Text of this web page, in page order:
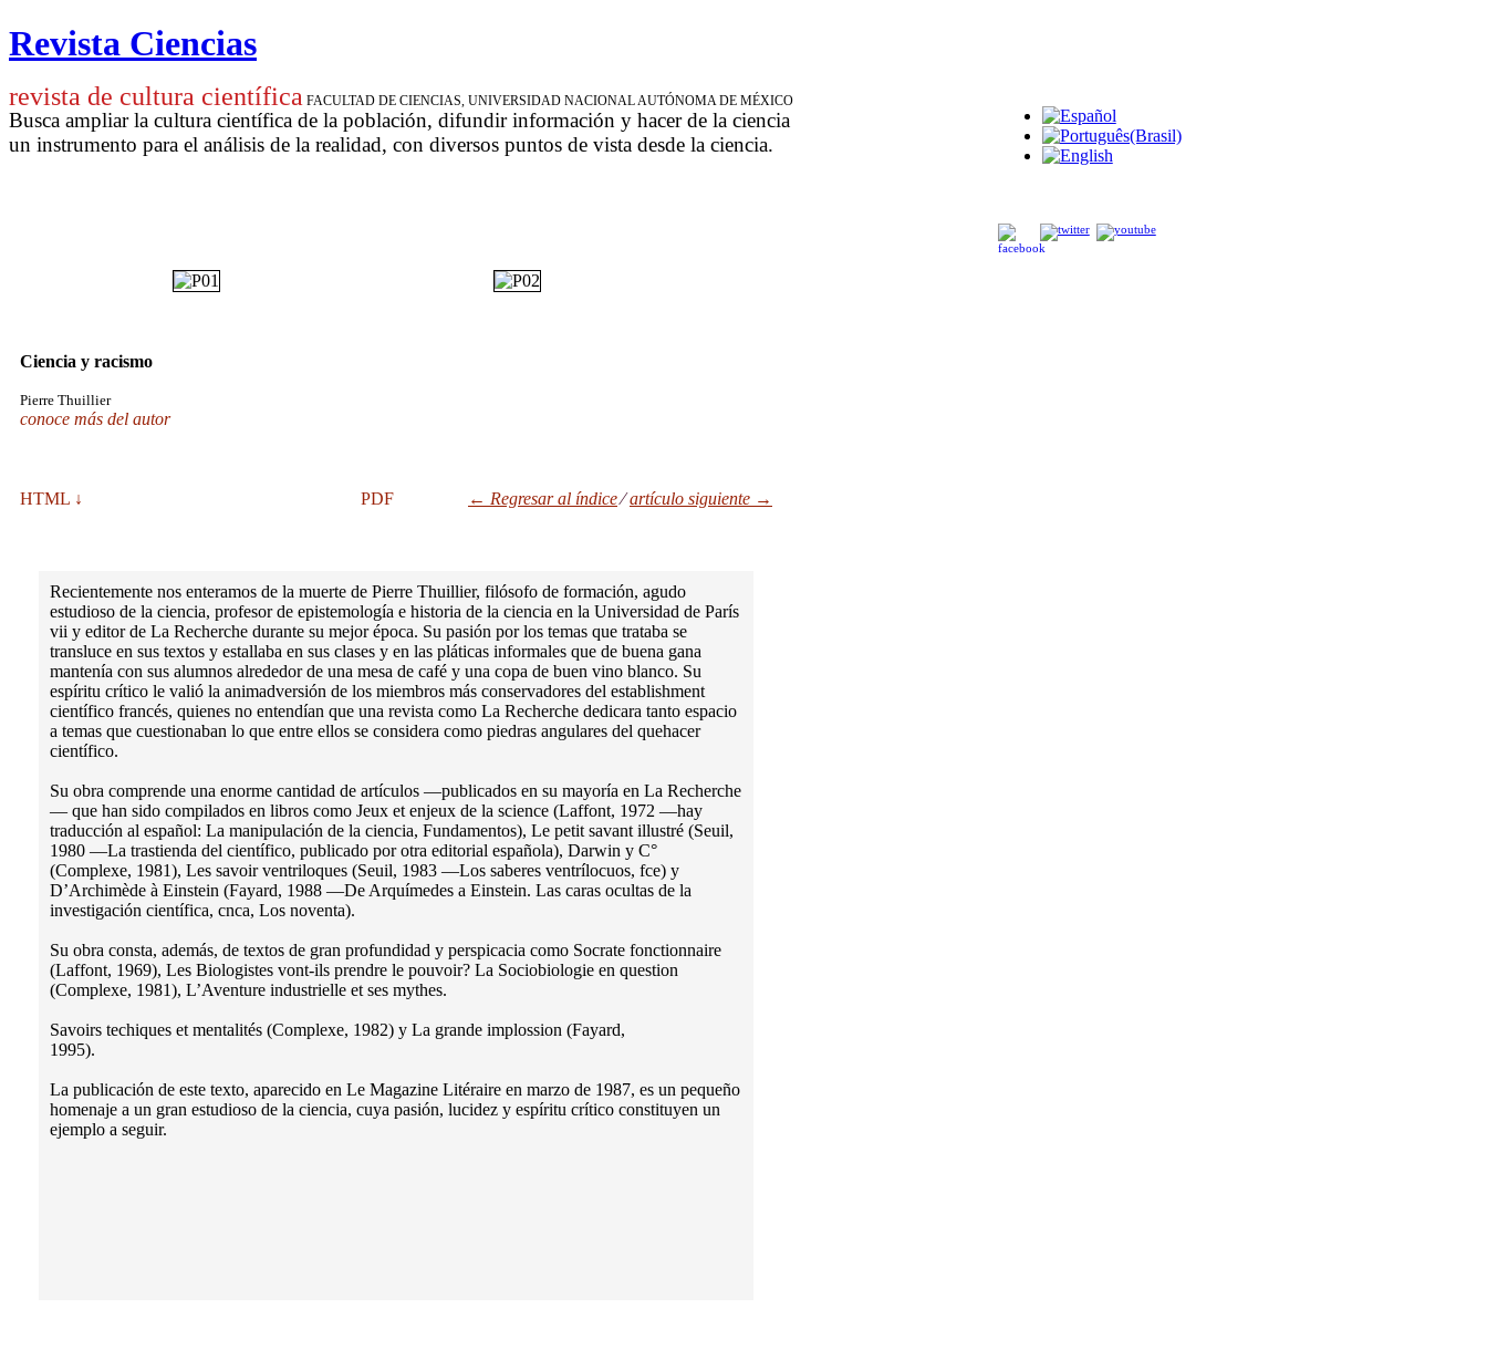
Revista Ciencias
revista de cultura científica FACULTAD DE CIENCIAS, UNIVERSIDAD NACIONAL AUTÓNOMA DE MÉXICO
Busca ampliar la cultura científica de la población, difundir información y hacer de la ciencia
un instrumento para el análisis de la realidad, con diversos puntos de vista desde la ciencia.
Ciencia y racismo
Pierre Thuillier
conoce más del autor
HTML ↓ PDF ← Regresar al índice ⁄artículo siguiente →
Recientemente nos enteramos de la muerte de Pierre Thuillier, filósofo de formación, agudo
estudioso de la ciencia, profesor de epistemología e historia de la ciencia en la Universidad de París
vii y editor de La Recherche durante su mejor época. Su pasión por los temas que trataba se
transluce en sus textos y estallaba en sus clases y en las pláticas informales que de buena gana
mantenía con sus alumnos alrededor de una mesa de café y una copa de buen vino blanco. Su
espíritu crítico le valió la animadversión de los miembros más conservadores del establishment
científico francés, quienes no entendían que una revista como La Recherche dedicara tanto espacio
a temas que cuestionaban lo que entre ellos se considera como piedras angulares del quehacer
científico.
Su obra comprende una enorme cantidad de artículos —publicados en su mayoría en La Recherche
— que han sido compilados en libros como Jeux et enjeux de la science (Laffont, 1972 —hay
traducción al español: La manipulación de la ciencia, Fundamentos), Le petit savant illustré (Seuil,
1980 —La trastienda del científico, publicado por otra editorial española), Darwin y C°
(Complexe, 1981), Les savoir ventriloques (Seuil, 1983 —Los saberes ventrílocuos, fce) y
D’Archimède à Einstein (Fayard, 1988 —De Arquímedes a Einstein. Las caras ocultas de la
investigación científica, cnca, Los noventa).
Su obra consta, además, de textos de gran profundidad y perspicacia como Socrate fonctionnaire
(Laffont, 1969), Les Biologistes vont-ils prendre le pouvoir? La Sociobiologie en question
(Complexe, 1981), L’Aventure industrielle et ses mythes.
Savoirs techiques et mentalités (Complexe, 1982) y La grande implossion (Fayard,
1995).
La publicación de este texto, aparecido en Le Magazine Litéraire en marzo de 1987, es un pequeño
homenaje a un gran estudioso de la ciencia, cuya pasión, lucidez y espíritu crítico constituyen un
ejemplo a seguir.